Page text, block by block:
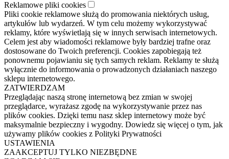
Reklamowe pliki cookies
Pliki cookie reklamowe służą do promowania niektórych usług,
artykułów lub wydarzeń. W tym celu możemy wykorzystywać
reklamy, które wyświetlają się w innych serwisach internetowych.
Celem jest aby wiadomości reklamowe były bardziej trafne oraz
dostosowane do Twoich preferencji. Cookies zapobiegają też
ponownemu pojawianiu się tych samych reklam. Reklamy te służą
wyłącznie do informowania o prowadzonych działaniach naszego
sklepu internetowego.
ZATWIERDZAM
Przeglądając naszą stronę internetową bez zmian w swojej
przeglądarce, wyrażasz zgodę na wykorzystywanie przez nas
plików cookies. Dzięki temu nasz sklep internetowy może być
maksymalnie bezpieczny i wygodny. Dowiedz się więcej o tym, jak
używamy plików cookies z Polityki Prywatności
USTAWIENIA
ZAAKCEPTUJ TYLKO NIEZBĘDNE